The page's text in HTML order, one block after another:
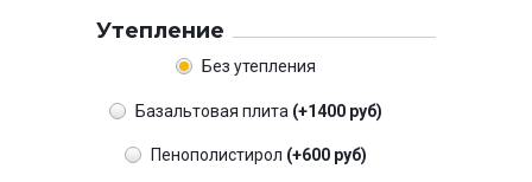
Утепление
Без утепления
Базальтовая плита (+1400 руб)
Пенополистирол (+600 руб)